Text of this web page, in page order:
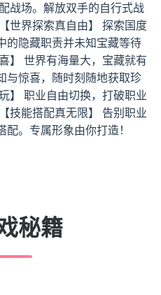
战场。解放双手的自行式战
世界探索真自由】 探索国度
的隐藏职责并未知宝藏等待
】 世界有海量大，宝藏就有
与惊喜，随时刻随地获取珍
】 职业自由切换，打破职业
技能搭配真无限】 告别职业
。专属形象由你打造！
秘籍